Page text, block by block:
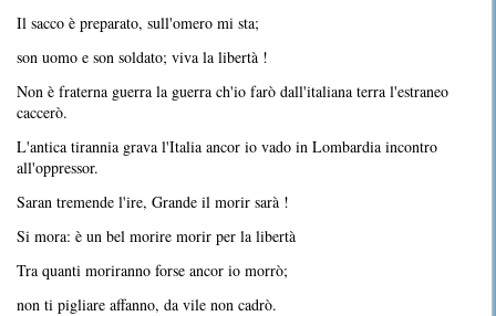
Il sacco è preparato, sull'omero mi sta;
son uomo e son soldato; viva la libertà !
Non è fraterna guerra la guerra ch'io farò dall'italiana terra l'estraneo
caccerò.
L'antica tirannia grava l'Italia ancor io vado in Lombardia incontro
all'oppressor.
Saran tremende l'ire, Grande il morir sarà !
Si mora: è un bel morire morir per la libertà
Tra quanti moriranno forse ancor io morrò;
non ti pigliare affanno, da vile non cadrò.